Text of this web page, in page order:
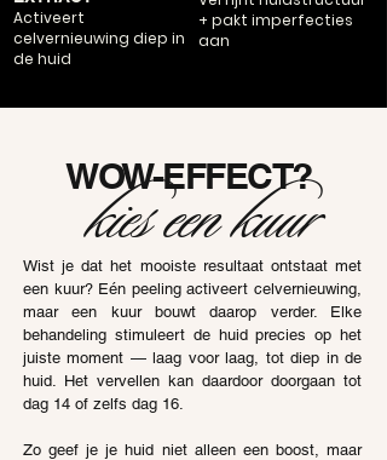
Activeert
celvernieuwing diep in
de huid
+ pakt imperfecties
aan
Wist je dat het mooiste resultaat ontstaat met
een kuur? Eén peeling activeert celvernieuwing,
maar een kuur bouwt daarop verder. Elke
behandeling stimuleert de huid precies op het
juiste moment — laag voor laag, tot diep in de
huid. Het vervellen kan daardoor doorgaan tot
dag 14 of zelfs dag 16.
Zo geef je je huid niet alleen een boost, maar
kies een kuur
WOW-EFFECT?